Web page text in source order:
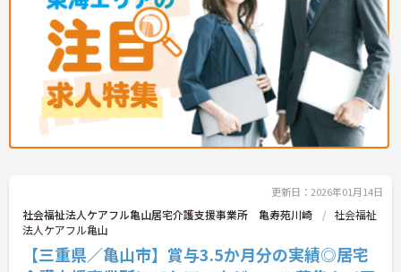
更新日：2026年01月14日
社会福祉法人ケアフル亀山居宅介護支援事業所 亀寿苑川崎
社会福祉
法人ケアフル亀山
【三重県／亀山市】賞与3.5か月分の実績◎居宅